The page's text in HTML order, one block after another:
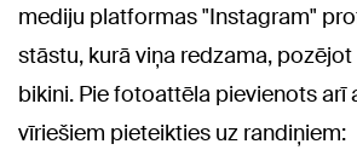
mediju platformas "Instagram"
stāstu, kurā viņa redzama,
bikini. Pie fotoattēla pievienots arī
vīriešiem pieteikties uz randiņiem: